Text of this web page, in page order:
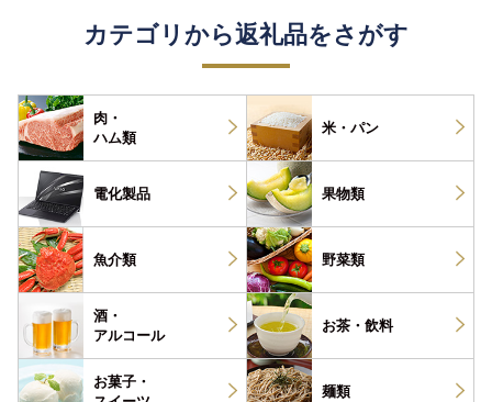
カテゴリから返礼品をさがす
肉・
ハム類
米・パン
電化製品 果物類
魚介類 野菜類
酒・
アルコール
お茶・ 飲料
お菓子・
麺類